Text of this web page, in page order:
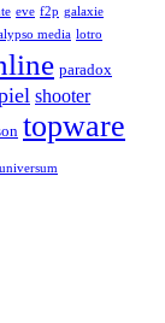
eve f2p galaxie
media lotro
paradox
shooter
topware
universum